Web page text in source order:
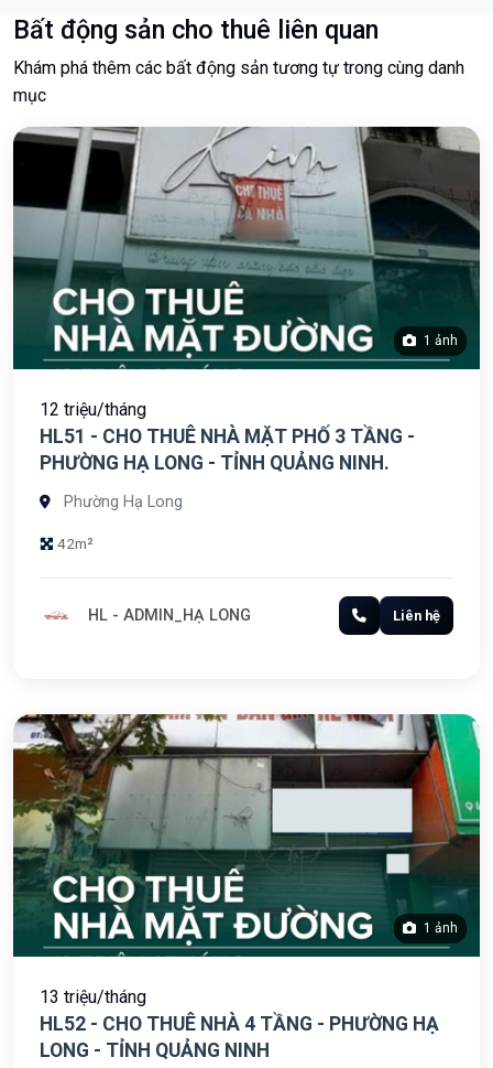
Bất động sản cho thuê liên quan
Khám phá thêm các bất động sản tương tự trong cùng danh
mục
1 ảnh
12 triệu/tháng
HL51 - CHO THUÊ NHÀ MẶT PHỐ 3 TẦNG -
PHƯỜNG HẠ LONG - TỈNH QUẢNG NINH.
Phường Hạ Long
42m²
HL - ADMIN_HẠ LONG Liên hệ
1 ảnh
13 triệu/tháng
HL52 - CHO THUÊ NHÀ 4 TẦNG - PHƯỜNG HẠ
LONG - TỈNH QUẢNG NINH